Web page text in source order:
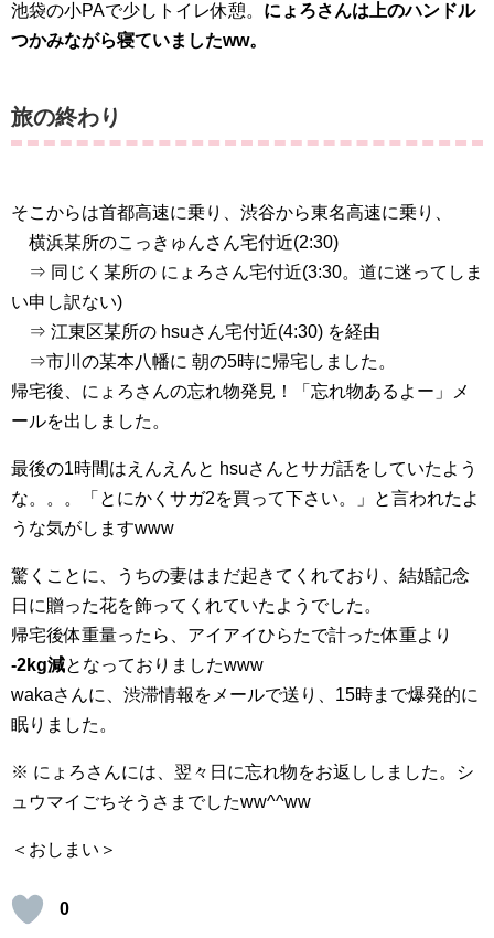
池袋の小PAで少しトイレ休憩。 にょろさんは上のハンドル
つかみながら寝ていましたww。
旅の終わり
そこからは首都高速に乗り、渋谷から東名高速に乗り、
横浜某所のこっきゅんさん宅付近(2:30)
⇒ 同じく某所の にょろさん宅付近(3:30。道に迷ってしま
い申し訳ない)
⇒ 江東区某所の hsuさん宅付近(4:30) を経由
⇒市川の某本八幡に 朝の5時に帰宅しました。
帰宅後、にょろさんの忘れ物発見！「忘れ物あるよー」メ
ールを出しました。
最後の1時間はえんえんと hsuさんとサガ話をしていたよう
な。。。「とにかくサガ2を買って下さい。」と言われたよ
うな気がしますwww
驚くことに、うちの妻はまだ起きてくれており、結婚記念
日に贈った花を飾ってくれていたようでした。
帰宅後体重量ったら、アイアイひらたで計った体重より
-2kg減となっておりましたwww
wakaさんに、渋滞情報をメールで送り、15時まで爆発的に
眠りました。
※ にょろさんには、翌々日に忘れ物をお返ししました。シ
ュウマイごちそうさまでしたww^^ww
＜おしまい＞
0